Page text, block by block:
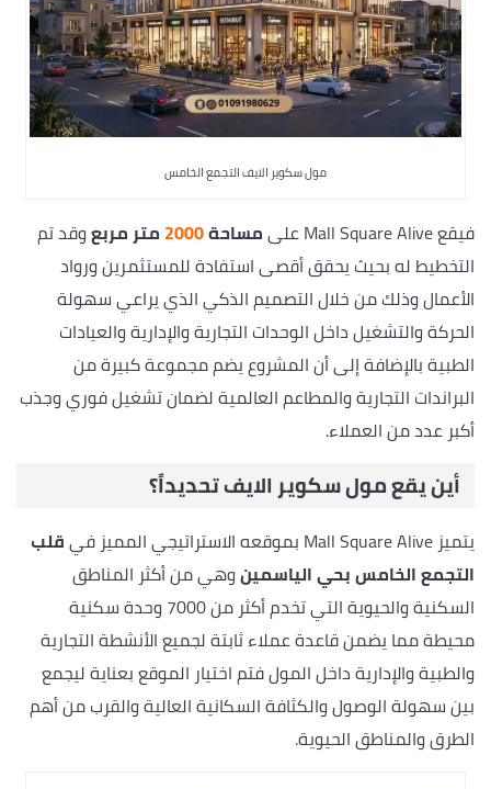
مول سكوير الايف التجمع الخامس
فيقع Mall Square Alive على مساحة2000 متر مربعوقد تم
التخطيط له بحيث يحقق أقصى استفادة للمستثمرين ورواد
الأعمال وذلك من خلال التصميم الذكي الذي يراعي سهولة
الحركة والتشغيل داخل الوحدات التجارية والإدارية والعيادات
الطبية بالإضافة إلى أن المشروع يضم مجموعة كبيرة من
البراندات التجارية والمطاعم العالمية لضمان تشغيل فوري وجذب
أكبر عدد من العملاء.
أين يقع مول سكوير الايف تحديداً؟
يتميز Mall Square Alive بموقعه الاستراتيجي المميز في
قلب
التجمع الخامس بحي الياسمينوهي من أكثر المناطق
السكنية والحيوية التي تخدم أكثر من 7000 وحدة سكنية
محيطة مما يضمن قاعدة عملاء ثابتة لجميع الأنشطة التجارية
والطبية والإدارية داخل المول فتم اختيار الموقع بعناية ليجمع
بين سهولة الوصول والكثافة السكانية العالية والقرب من أهم
الطرق والمناطق الحيوية.